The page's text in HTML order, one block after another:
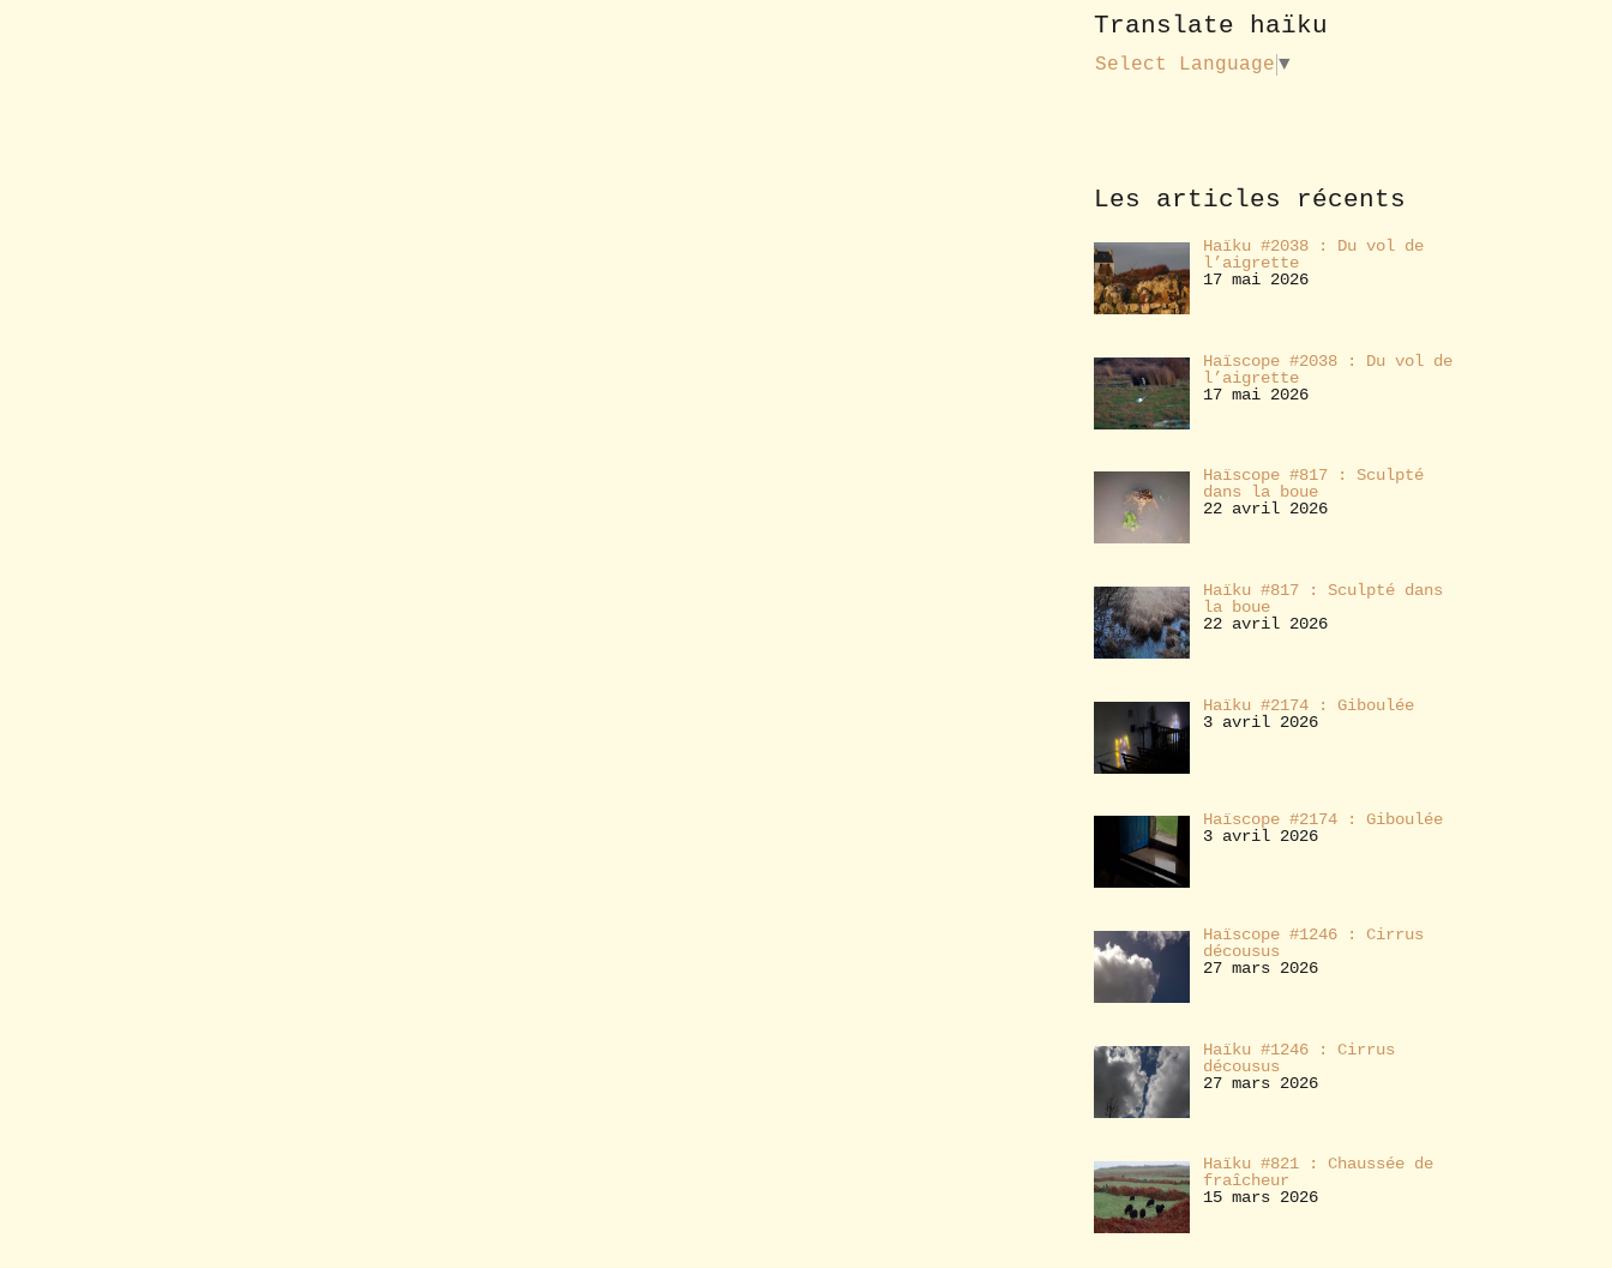
o
u
s
e
Translate haïku
Select Language ▼
Les articles récents
Haïku #2038 : Du vol de
l’aigrette
17 mai 2026
Haïscope #2038 : Du vol de
l’aigrette
17 mai 2026
Haïscope #817 : Sculpté
dans la boue
22 avril 2026
Haïku #817 : Sculpté dans
la boue
22 avril 2026
Haïku #2174 : Giboulée
3 avril 2026
Haïscope #2174 : Giboulée
3 avril 2026
Haïscope #1246 : Cirrus
décousus
27 mars 2026
Haïku #1246 : Cirrus
décousus
27 mars 2026
Haïku #821 : Chaussée de
fraîcheur
15 mars 2026